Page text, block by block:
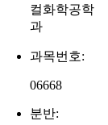
컬화학공학
과
과목번호:
06668
분반: